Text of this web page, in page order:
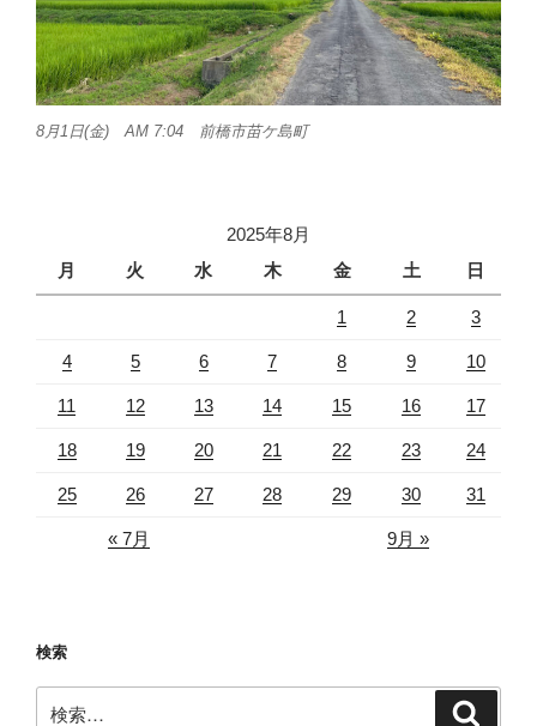
8月1日(金) AM 7:04 前橋市苗ケ島町
2025年8月
月
火 水 木 金 土 日
1 2 3
4 5 6 7 8 9 10
11 12 13 14 15 16 17
18 19 20 21 22 23 24
25 26 27 28 29 30 31
« 7月 9月 »
検索